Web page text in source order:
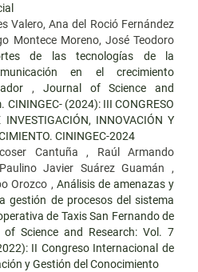
Valero, Ana del Roció Fernández
Montece Moreno, José Teodoro
de las tecnologías de la
en el crecimiento
, Journal of Science and
CININGEC- (2024): III CONGRESO
INVESTIGACIÓN, INNOVACIÓN Y
CININGEC-2024
Cantuña , Raúl Armando
Javier Suárez Guamán ,
Orozco , Análisis de amenazas y
gestión de procesos del sistema
de Taxis San Fernando de
of Science and Research: Vol. 7
II Congreso Internacional de
y Gestión del Conocimiento